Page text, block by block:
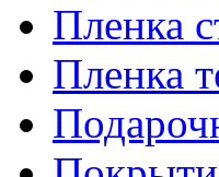
Пленка
Пленка